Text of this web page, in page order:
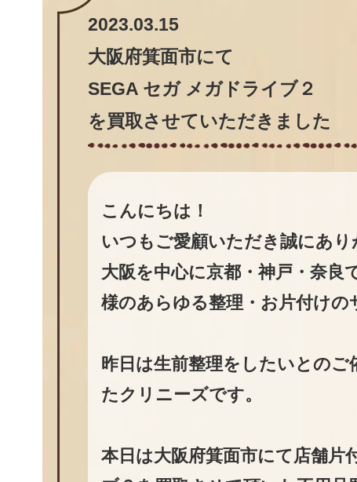
2023.03.15
大阪府箕面市にて
SEGA セガ メガドライブ２
を買取させていただきました
こんにちは！
いつもご愛顧いただき誠にあり
大阪を中心に京都・神戸・奈良
様のあらゆる整理・お片付けの
昨日は生前整理をしたいとの
たクリニーズです。
本日は大阪府箕面市にて店舗片